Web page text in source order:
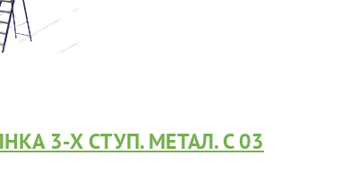
3-Х СТУП. МЕТАЛ. С 03